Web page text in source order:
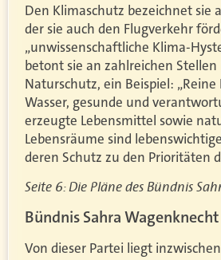
Den Klimaschutz bezeichnet sie
der sie auch den Flugverkehr
„unwissenschaftliche Klima-
betont sie an zahlreichen
Naturschutz, ein Beispiel:
Wasser, gesunde und
erzeugte Lebensmittel sowie
Lebensräume sind
deren Schutz zu den Prioritäten
Seite 6: Die Pläne des Bündnis
Bündnis Sahra Wagenknecht
Von dieser Partei liegt